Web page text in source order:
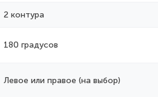
2 контура
180 градусов
Левое или правое (на выбор)